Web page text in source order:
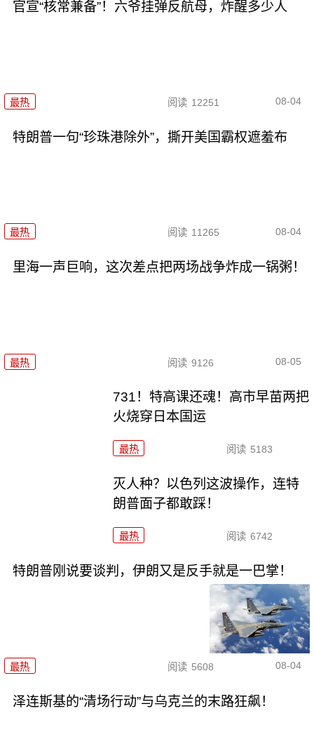
官宣“核常兼备”！六爷挂弹反航母，炸醒多少人
最热 阅读 12251 08-04
特朗普一句“珍珠港除外”，撕开美国霸权遮羞布
最热 阅读 11265 08-04
里海一声巨响，这次差点把两场战争炸成一锅粥！
最热 阅读 9126 08-05
731！特高课还魂！高市早苗两把
火烧穿日本国运
最热 阅读 5183
灭人种？以色列这波操作，连特
朗普面子都敢踩！
最热 阅读 6742
特朗普刚说要谈判，伊朗又是反手就是一巴掌！
最热 阅读 5608 08-04
泽连斯基的“清场行动”与乌克兰的末路狂飙！